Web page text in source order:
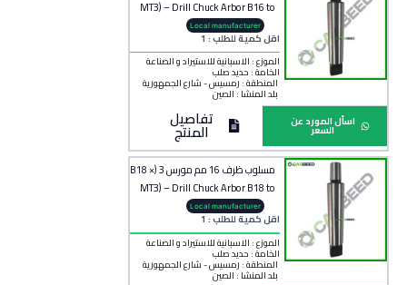
MT3) – Drill Chuck Arbor B16 to
MT3 – 13 mm
Local manufacturer
اقل كمية للطلب : 1
الموزع : الاسبانية للاستيراد و الصناعة
الخامة : حديد صلب
المنطقة : رمسيس - شارع الجمهورية
بلد المنشأ : الصين
اسأل المورد عن
السعر تفاصيل
المنتج
مسلوب ظرف 16 مم مورس 3 (B18 ×
MT3) – Drill Chuck Arbor B18 to
MT3
Local manufacturer
اقل كمية للطلب : 1
الموزع : الاسبانية للاستيراد و الصناعة
الخامة : حديد صلب
المنطقة : رمسيس - شارع الجمهورية
بلد المنشأ :الصين